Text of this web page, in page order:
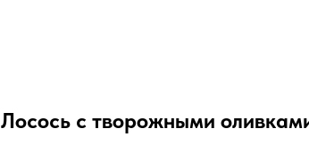
Лосось с творожными